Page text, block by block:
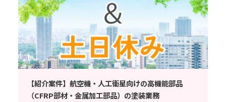
【紹介案件】航空機・人工衛星向けの高機能部品
（CFRP部材・金属加工部品）の塗装業務